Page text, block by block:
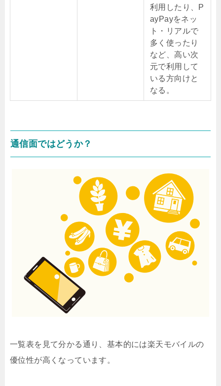
利用したり、P
ayPayをネッ
ト・リアルで
多く使ったり
など、高い次
元で利用して
いる方向けと
なる。
通信面ではどうか？
一覧表を見て分かる通り、基本的には楽天モバイルの
優位性が高くなっています。